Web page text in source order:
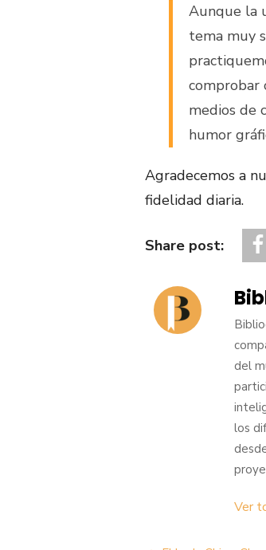
Aunque la
tema muy
comprobar
medios de
humor
Agradecemos a
fidelidad diaria.
Share post:
del
los
Ver